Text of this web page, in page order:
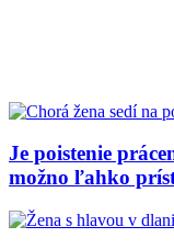
Je poistenie
možno ľahko